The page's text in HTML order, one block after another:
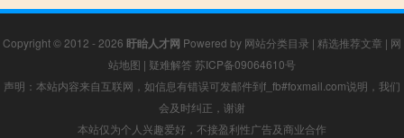
Copyright © 2012 - 2026 盱眙人才网 Powered by 网站分类目录 | 精选推荐文章 | 网
站地图 | 疑难解答 苏ICP备09064610号
声明：本站内容来自互联网，如信息有错误可发邮件到f_fb#foxmail.com说明，我们
会及时纠正，谢谢
本站仅为个人兴趣爱好，不接盈利性广告及商业合作